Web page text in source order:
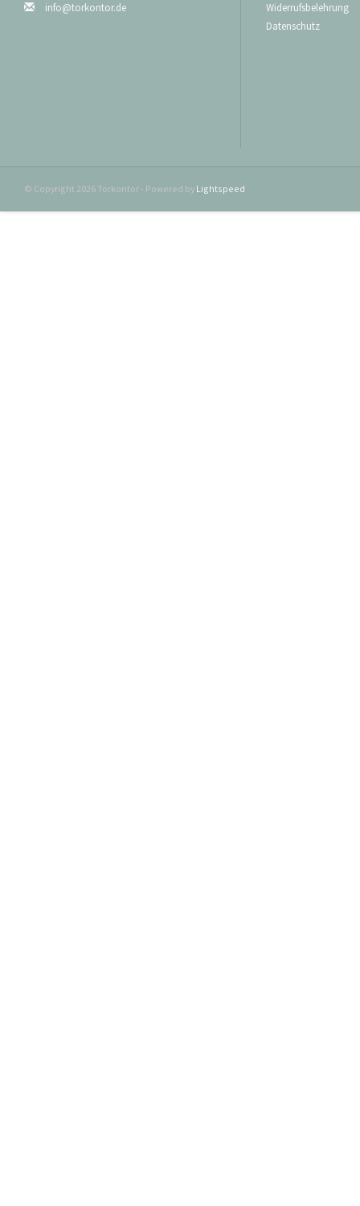
info@torkontor.de
Widerrufsbelehrung
Datenschutz
© Copyright 2026 Torkontor - Powered by Lightspeed